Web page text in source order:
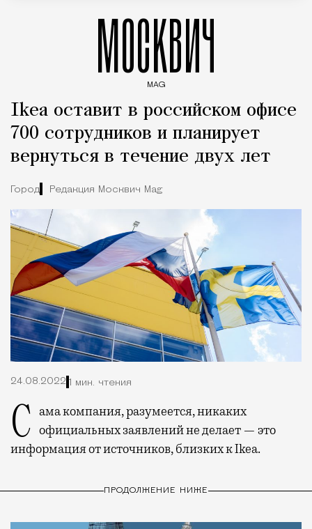
МОСКВИЧ
MAG
Ikea оставит в российском офисе
700 сотрудников и планирует
вернуться в течение двух лет
Город Редакция Москвич Mag
24.08.2022 1 мин. чтения
Сама компания, разумеется, никаких официальных заявлений не делает — это
информация от источников, близких к Ikea.
ПРОДОЛЖЕНИЕ НИЖЕ